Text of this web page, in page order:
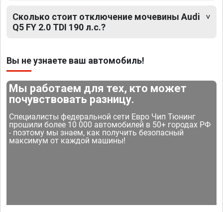
Сколько стоит отключение мочевины Audi
Q5 FY 2.0 TDI 190 л.с.?
Вы не узнаете ваш автомобиль!
Мы работаем для тех, кто может
почувствовать разницу.
Специалисты федеральной сети Евро Чип Тюнинг
прошили более 10 000 автомобилей в 50+ городах РФ
- поэтому мы знаем, как получить безопасный
максимум от каждой машины!